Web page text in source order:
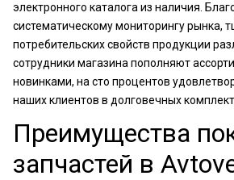
электронного каталога из наличия.
систематическому мониторингу рынка,
потребительских свойств продукции
сотрудники магазина пополняют
новинками, на сто процентов
наших клиентов в долговечных
Преимущества
запчастей в